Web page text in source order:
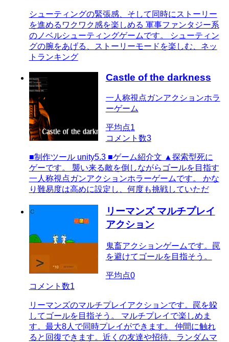
シューティングの緊張感、そして同時にストーリー
を進めるワクワク感を楽しめる 軍事ファンタジー系
のノベルシューティングゲームです。 シューティン
グの腕をあげる、ストーリーモードを楽しむ、ネッ
トランキング
Castle of the darkness
一人称視点ガンアクションホラ
ーゲーム
平均点1
コメント数3
■制作ツール unity5.3 ■ゲーム紹介文 ▲探索型死に
ゲーです。 襲い来る敵を倒しながらゴールを目指す
一人称視点ガンアクションホラーゲームです。 かな
り難易度は高めに設定し、何度も挑戦していただ
リーマンズ マルチプレイ
アクション
鬼畜アクションゲームです。罠
を避けてゴールを目指そう。
平均点0
コメント数1
リーマンズのマルチプレイアクションです。罠を躱
してゴールを目指そう。 マルチプレイで楽しめま
す。最大8人で同時プレイができます。 仲間に触れ
ると回復できます。近くの友達や招待、ランダムマ